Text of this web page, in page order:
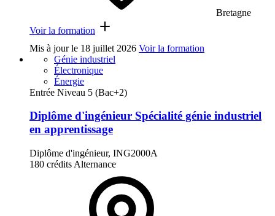
Bretagne
Voir la formation
Mis à jour le 18 juillet 2026 Voir la formation
Génie industriel
Électronique
Énergie
Entrée Niveau 5 (Bac+2)
Diplôme d'ingénieur Spécialité génie industriel
en apprentissage
Diplôme d'ingénieur, ING2000A
180 crédits Alternance